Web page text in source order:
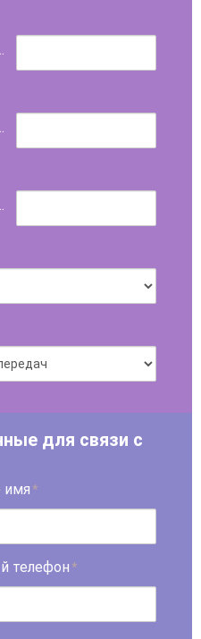
для связи с
имя *
телефон *